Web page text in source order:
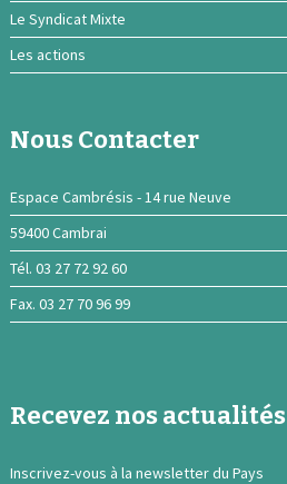
Le Syndicat Mixte
Les actions
Nous Contacter
Espace Cambrésis - 14 rue Neuve
59400 Cambrai
Tél. 03 27 72 92 60
Fax. 03 27 70 96 99
Recevez nos actualités
Inscrivez-vous à la newsletter du Pays